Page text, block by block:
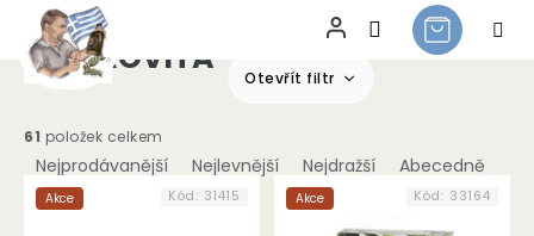
PřejítMACROVITA Otevřít filtr
Ř
a
e
Nejprodávanější Nejlevnější Nejdražší Abecedně
61 položek celkem
V Akce Kód: 31415 Akce Kód: 33164